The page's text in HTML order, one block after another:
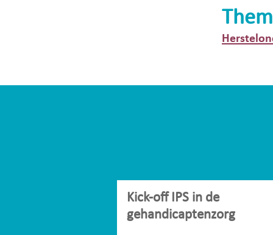
Kick-off IPS in de
gehandicaptenzorg